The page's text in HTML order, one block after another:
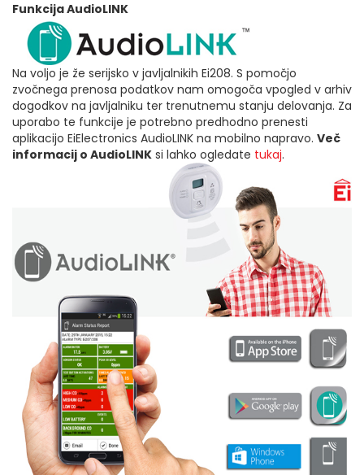
Funkcija AudioLINK
Na voljo je že serijsko v javljalnikih Ei208. S pomočjo
zvočnega prenosa podatkov nam omogoča vpogled v arhiv
dogodkov na javljalniku ter trenutnemu stanju delovanja. Za
uporabo te funkcije je potrebno predhodno prenesti
aplikacijo EiElectronics AudioLINK na mobilno napravo. Več
informacij o AudioLINK si lahko ogledate tukaj.